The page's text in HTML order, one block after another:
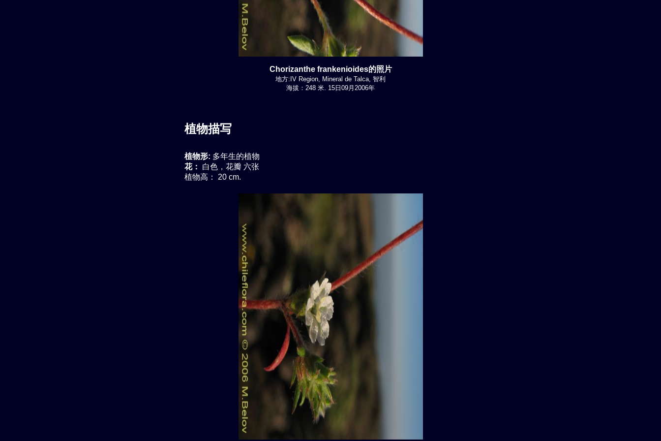
Chorizanthe frankenioides的照片
地方:IV Region, Mineral de Talca, 智利
海拔：248 米. 15日09月2006年
植物描写
植物形: 多年生的植物
花： 白色，花瓣 六张
植物高： 20 cm.